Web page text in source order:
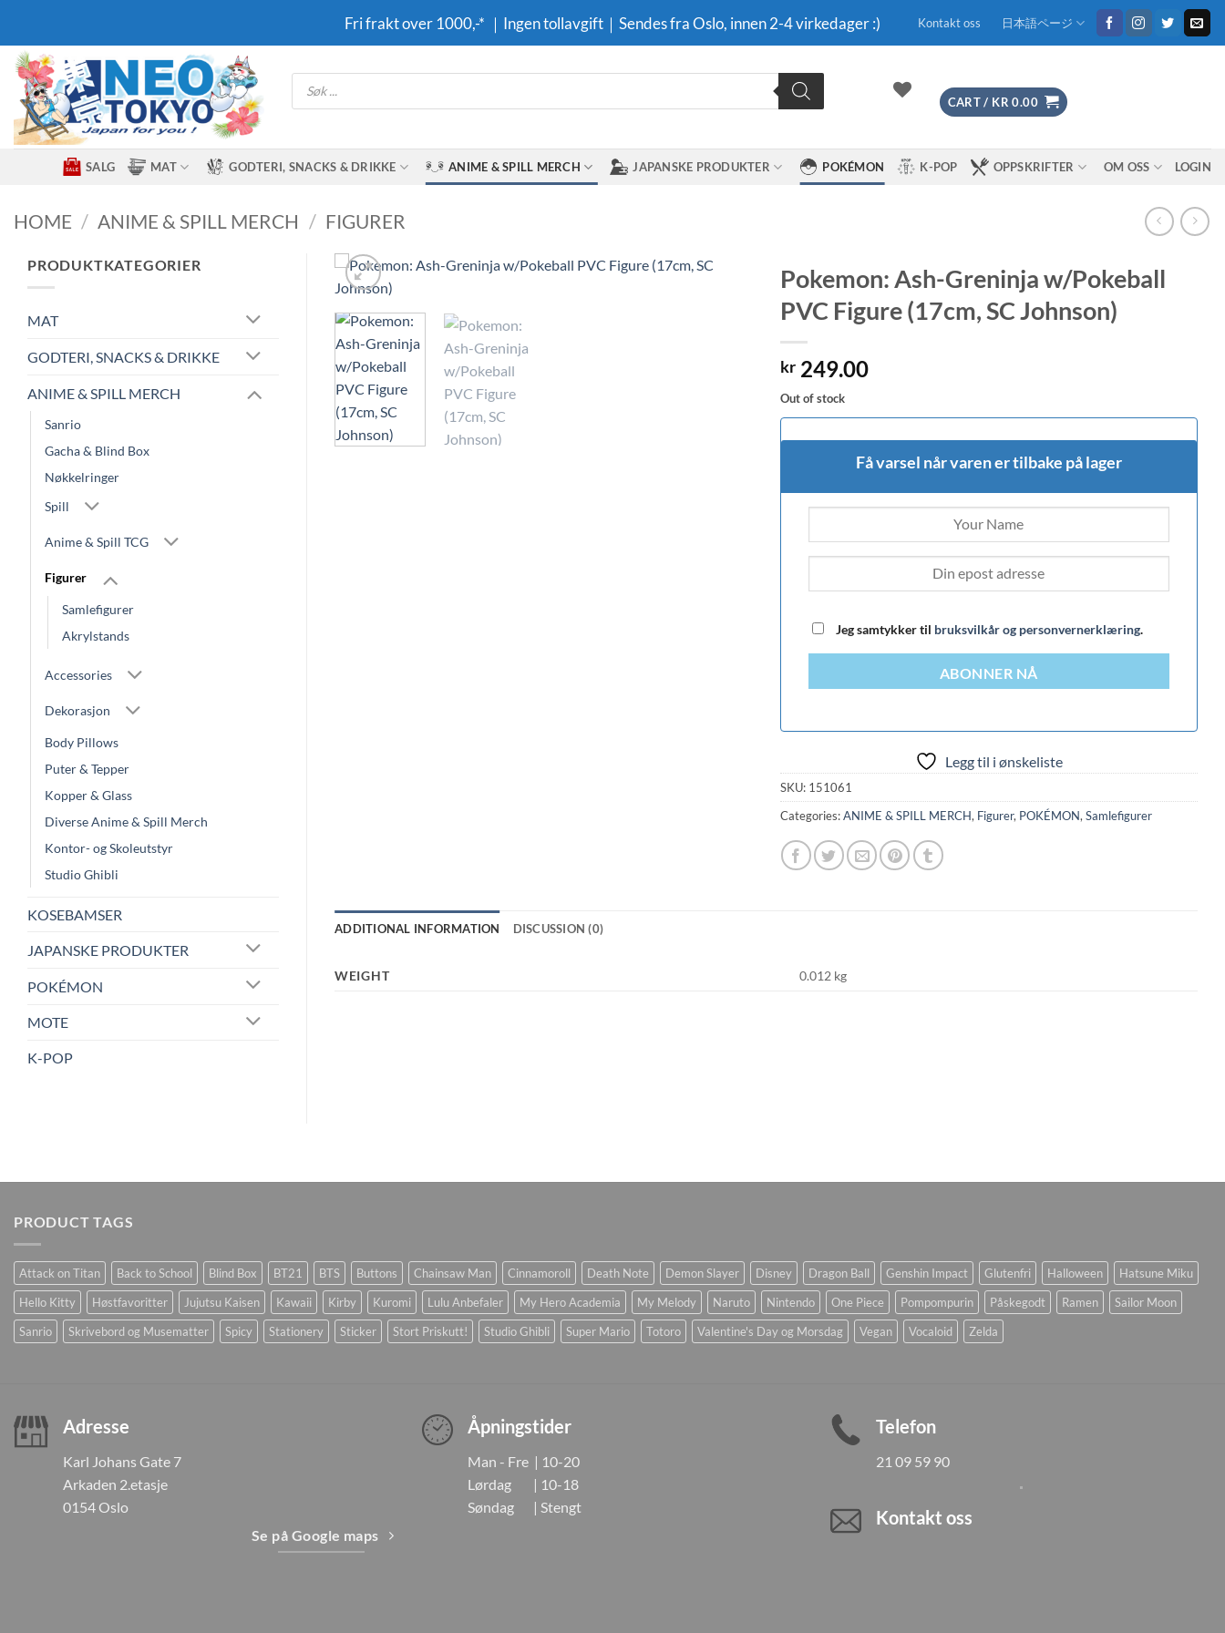
content
Fri frakt over 1000,-* ｜Ingen tollavgift｜Sendes fra Oslo, innen 2-4 virkedager :) Kontakt oss 日本語ページ
Products
search
CART / KR 0.00
SALG MAT GODTERI, SNACKS & DRIKKE ANIME & SPILL MERCH JAPANSKE PRODUKTER POKÉMON K-POP OPPSKRIFTER OM OSS LOGIN
HOME / ANIME & SPILL MERCH / FIGURER
PRODUKTKATEGORIER
MAT
GODTERI, SNACKS & DRIKKE
ANIME & SPILL MERCH
Sanrio
Gacha & Blind Box
Nøkkelringer
Spill
Anime & Spill TCG
Figurer
Samlefigurer
Akrylstands
Accessories
Dekorasjon
Body Pillows
Puter & Tepper
Kopper & Glass
Diverse Anime & Spill Merch
Kontor- og Skoleutstyr
Studio Ghibli
KOSEBAMSER
JAPANSKE PRODUKTER
POKÉMON
MOTE
K-POP
Pokemon: Ash-Greninja w/Pokeball
PVC Figure (17cm, SC Johnson)
kr249.00
Out of stock
Få varsel når varen er tilbake på lager
Jeg samtykker til bruksvilkår og personvernerklæring.
ABONNER NÅ
Legg til i ønskeliste
SKU: 151061
Categories:ANIME & SPILL MERCH, Figurer, POKÉMON, Samlefigurer
ADDITIONAL INFORMATION DISCUSSION (0)
WEIGHT 0.012 kg
PRODUCT TAGS
Attack on Titan Back to School Blind Box BT21 BTS Buttons Chainsaw Man Cinnamoroll Death Note Demon Slayer Disney Dragon Ball Genshin Impact Glutenfri Halloween
Hatsune Miku
Hello Kitty
Høstfavoritter Jujutsu Kaisen Kawaii Kirby Kuromi Lulu Anbefaler My Hero Academia My Melody Naruto Nintendo One Piece Pompompurin Påskegodt Ramen
Sailor Moon
Sanrio
Skrivebord og Musematter Spicy Stationery Sticker Stort Priskutt! Studio Ghibli Super Mario Totoro Valentine's Day og Morsdag Vegan Vocaloid Zelda
Adresse
Karl Johans Gate 7
Arkaden 2.etasje
0154 Oslo
Se på Google maps
Åpningstider
Man - Fre | 10-20
Lørdag | 10-18
Søndag | Stengt
Telefon
21 09 59 90
Kontakt oss